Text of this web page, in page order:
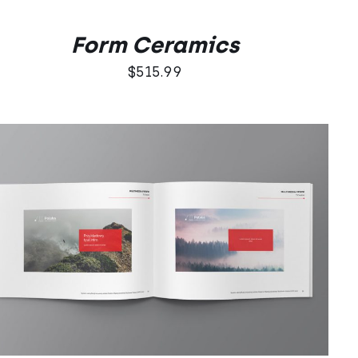
Form Ceramics
$515.99
DODAJ DO KOSZYKA / QUICK VIEW